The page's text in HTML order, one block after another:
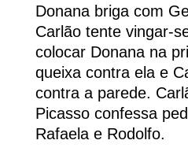
Donana briga com
Carlão tente vingar-
colocar Donana na
queixa contra ela e
contra a parede.
Picasso confessa
Rafaela e Rodolfo.